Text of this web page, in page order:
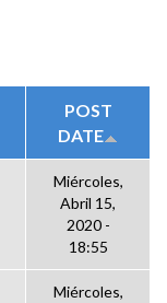
POST
DATE
Miércoles,
Abril 15,
2020 -
18:55
Miércoles,